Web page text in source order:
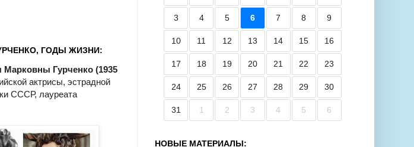
ГОДЫ ЖИЗНИ:
Гурченко (1935
актрисы, эстрадной
СССР, лауреата
3 4 5 6 7 8 9
10 11 12 13 14 15 16
17 18 19 20 21 22 23
24 25 26 27 28 29 30
31 1 2 3 4 5 6
НОВЫЕ МАТЕРИАЛЫ: